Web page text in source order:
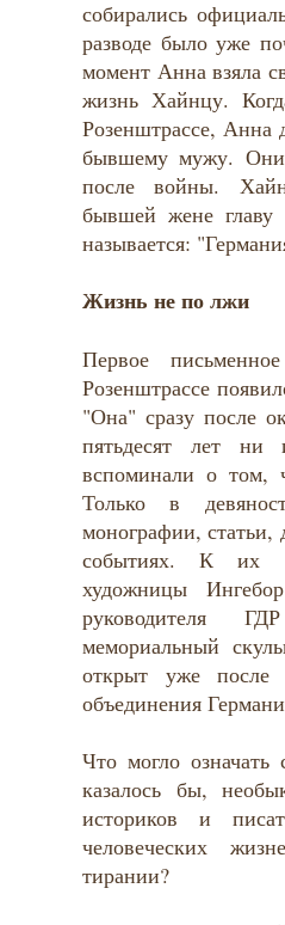
собирались
разводе было уже
момент Анна взяла
жизнь Хайнцу.
Розенштрассе, Анна
бывшему мужу. Они
после войны.
бывшей жене главу
называется:
Жизнь не по лжи
Первое
Розенштрассе
"Она" сразу после
пятьдесят лет ни
вспоминали о том,
Только в
монографии,
событиях. К их
художницы
руководителя
мемориальный
открыт уже после
объединения
Что могло означать
казалось бы,
историков и
человеческих
тирании?